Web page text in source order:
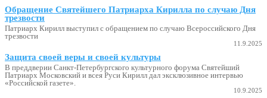
Обращение Святейшего Патриарха Кирилла по случаю Дня
трезвости
Патриарх Кирилл выступил с обращением по случаю Всероссийского Дня
трезвости
11.9.2025
Защита своей веры и своей культуры
В преддверии Санкт-Петербургского культурного форума Святейший
Патриарх Московский и всея Руси Кирилл дал эксклюзивное интервью
«Российской газете».
10.9.2025